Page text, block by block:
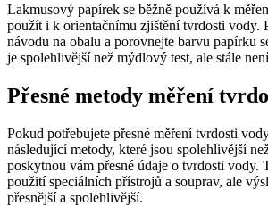
Lakmusový papírek se běžně používá k
použít i k orientačnímu zjištění tvrdosti vody.
návodu na obalu a porovnejte barvu papírku
je spolehlivější než mýdlový test, ale stále
Přesné metody měření
Pokud potřebujete přesné měření tvrdosti
následující metody, které jsou spolehlivější
poskytnou vám přesné údaje o tvrdosti vody.
použití speciálních přístrojů a souprav, ale
přesnější a spolehlivější.